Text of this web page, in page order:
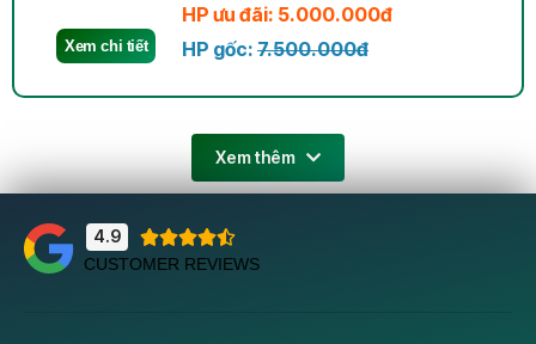
HP ưu đãi: 5.000.000đ
HP gốc: 7.500.000đ
Xem chi tiết
Xem thêm
4.9 
CUSTOMER REVIEWS